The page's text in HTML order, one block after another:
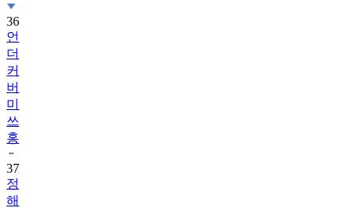
36
언
더
커
버
미
쓰
홍
37
정
해